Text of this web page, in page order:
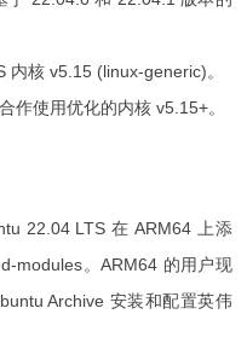
核 v5.15 (linux-generic)。
作使用优化的内核 v5.15+。
22.04 LTS 在 ARM64 上添
modules。ARM64 的用户现
Archive 安装和配置英伟